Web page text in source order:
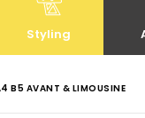
Styling
B5 AVANT & LIMOUSINE